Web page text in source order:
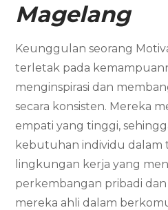
Magelang
Keunggulan seorang
terletak pada
menginspirasi dan
secara konsisten. Mereka
empati yang tinggi,
kebutuhan individu dalam
lingkungan kerja yang
perkembangan pribadi
mereka ahli dalam